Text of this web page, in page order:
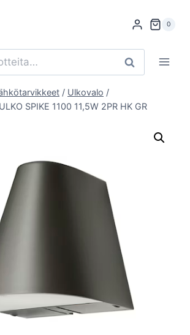
0
Haku
/ Ulkovalo /
SPIKE 1100 11,5W 2PR HK GR